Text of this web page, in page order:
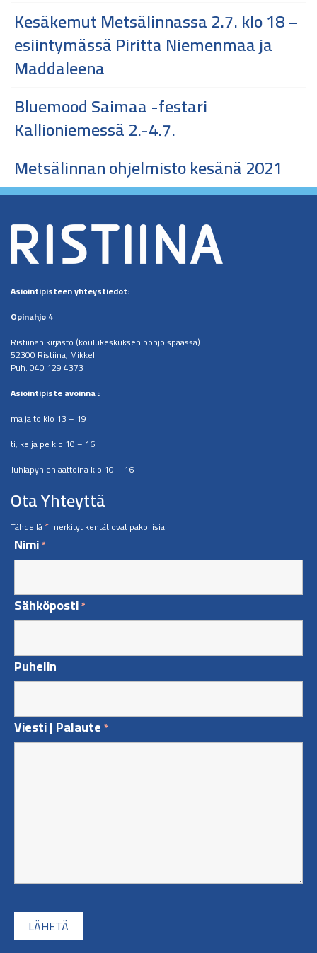
Kesäkemut Metsälinnassa 2.7. klo 18 –
esiintymässä Piritta Niemenmaa ja
Maddaleena
Bluemood Saimaa -festari
Kallioniemessä 2.-4.7.
Metsälinnan ohjelmisto kesänä 2021
Asiointipisteenyhteystiedot:
Opinahjo 4
Ristiinan kirjasto (koulukeskuksen pohjoispäässä)
52300 Ristiina, Mikkeli
Puh. 040 129 4373
​Asiointipiste avoinna :
ma ja to klo 13 – 19
ti, ke ja pe klo 10 – 16
Juhlapyhien aattoina klo 10 – 16
Ota Yhteyttä
Tähdellä*merkityt kentät ovat pakollisia
Nimi*
Sähköposti*
Puhelin
Viesti | Palaute*